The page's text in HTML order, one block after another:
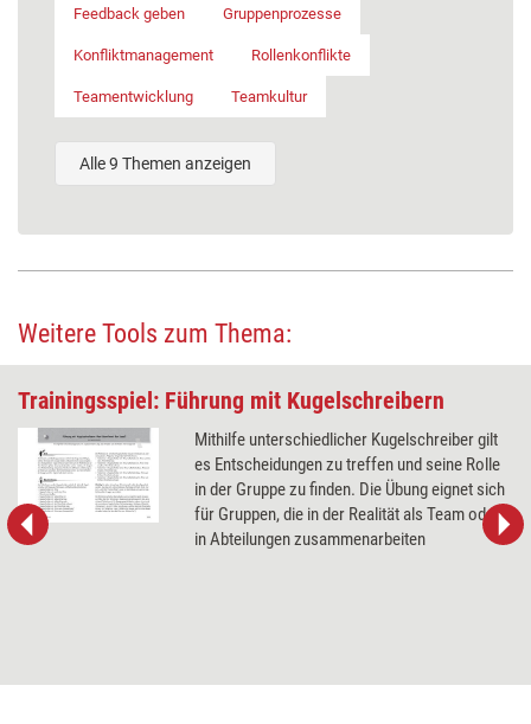
Feedback geben Gruppenprozesse
Konfliktmanagement Rollenkonflikte
Teamentwicklung Teamkultur
Alle 9 Themen anzeigen
Weitere Tools zum Thema:
Trainingsspiel: Führung mit Kugelschreibern
Mithilfe unterschiedlicher Kugelschreiber gilt
es Entscheidungen zu treffen und seine Rolle
in der Gruppe zu finden. Die Übung eignet sich
für Gruppen, die in der Realität als Team oder
in Abteilungen zusammenarbeiten